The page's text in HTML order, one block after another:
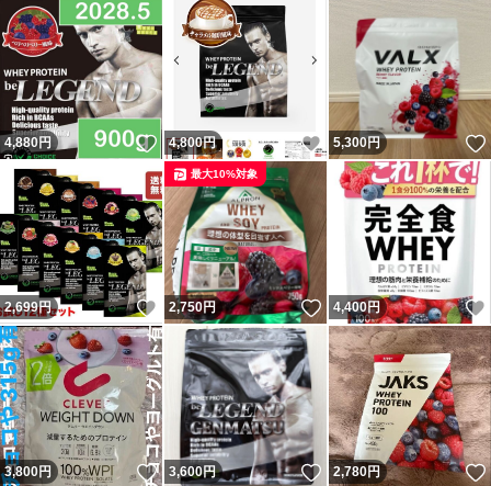
4,880円 いいね！
4,800円 いいね！
5,300円
2,699円 いいね！
2,750円 いいね！
最大10%対象
4,400円
3,800円 いいね！
3,600円 いいね！
2,780円